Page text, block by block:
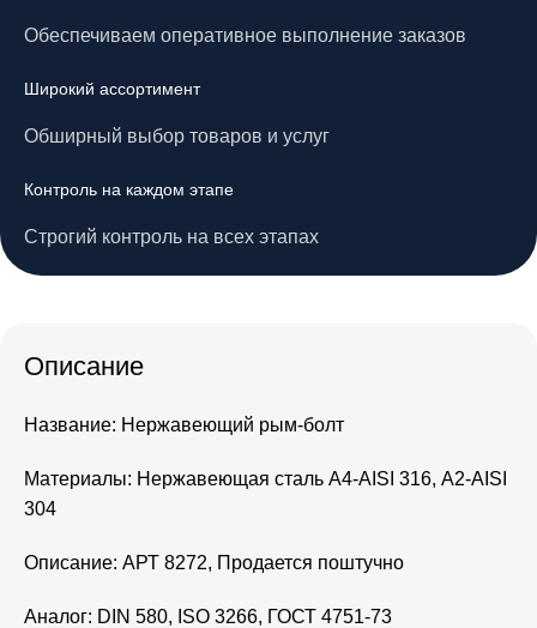
Обеспечиваем оперативное выполнение заказов
Широкий ассортимент
Обширный выбор товаров и услуг
Контроль на каждом этапе
Строгий контроль на всех этапах
Описание
Название: Нержавеющий рым-болт
Материалы: Нержавеющая сталь А4-AISI 316, А2-AISI
304
Описание: АРТ 8272, Продается поштучно
Аналог: DIN 580, ISO 3266, ГОСТ 4751-73